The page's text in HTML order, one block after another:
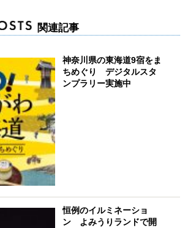
関連記事
神奈川県の東海道9宿をま
ちめぐり デジタルスタ
ンプラリー実施中
恒例のイルミネーショ
ン よみうりランドで開